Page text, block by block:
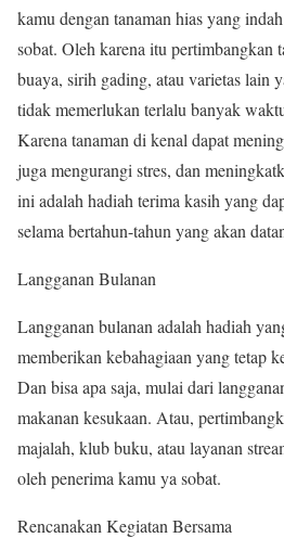
kamu dengan tanaman hias yang
sobat. Oleh karena itu pertimbangkan
buaya, sirih gading, atau varietas lain
tidak memerlukan terlalu banyak
Karena tanaman di kenal dapat
juga mengurangi stres, dan
ini adalah hadiah terima kasih yang
selama bertahun-tahun yang akan
Langganan Bulanan
Langganan bulanan adalah hadiah
memberikan kebahagiaan yang tetap
Dan bisa apa saja, mulai dari
makanan kesukaan. Atau,
majalah, klub buku, atau layanan
oleh penerima kamu ya sobat.
Rencanakan Kegiatan Bersama